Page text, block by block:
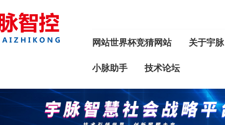
网站世界杯竞猜网站 关于宇脉
小脉助手 技术论坛